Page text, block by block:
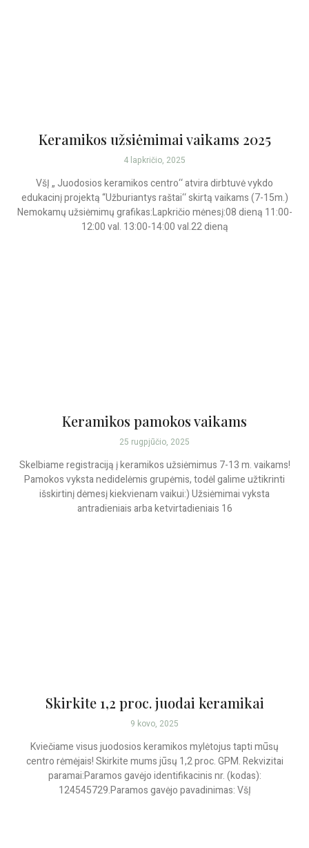
Keramikos užsiėmimai vaikams 2025
4 lapkričio, 2025
VšĮ „ Juodosios keramikos centro‘‘ atvira dirbtuvė vykdo
edukacinį projektą “Užburiantys raštai‘‘ skirtą vaikams (7-15m.)
Nemokamų užsiėmimų grafikas:Lapkričio mėnesį:08 dieną 11:00-
12:00 val. 13:00-14:00 val.22 dieną
Keramikos pamokos vaikams
25 rugpjūčio, 2025
Skelbiame registraciją į keramikos užsiėmimus 7-13 m. vaikams!
Pamokos vyksta nedidelėmis grupėmis, todėl galime užtikrinti
išskirtinį dėmesį kiekvienam vaikui:) Užsiėmimai vyksta
antradieniais arba ketvirtadieniais 16
Skirkite 1,2 proc. juodai keramikai
9 kovo, 2025
Kviečiame visus juodosios keramikos mylėtojus tapti mūsų
centro rėmėjais! Skirkite mums jūsų 1,2 proc. GPM. Rekvizitai
paramai:Paramos gavėjo identifikacinis nr. (kodas):
124545729.Paramos gavėjo pavadinimas: VšĮ